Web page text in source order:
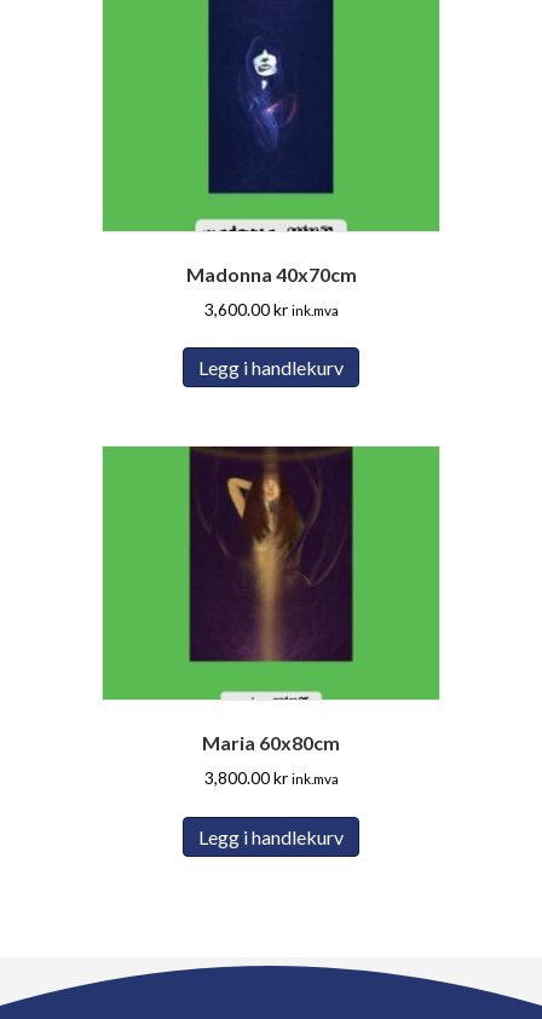
Madonna 40x70cm
3,600.00kr ink.mva
Legg i handlekurv
Maria 60x80cm
3,800.00kr ink.mva
Legg i handlekurv